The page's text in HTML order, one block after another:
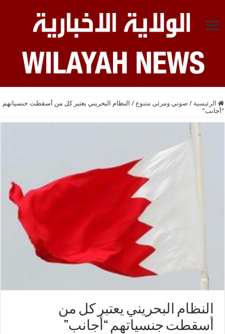
الرئيسية / صوتي ومرئي متنوع / النظام البحريني يعتبر كل من أسقطت جنسياتهم
“أجانب”
النظام البحريني يعتبر كل من
أسقطت جنسياتهم “أجانب”